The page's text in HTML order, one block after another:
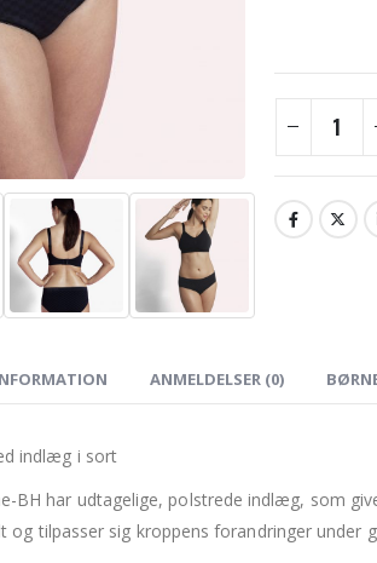
ANMELDELSER (0)
indlæg i sort
BH har udtagelige, polstrede indlæg, som
og tilpasser sig kroppens forandringer under